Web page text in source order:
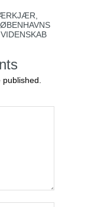
VIDENSKAB